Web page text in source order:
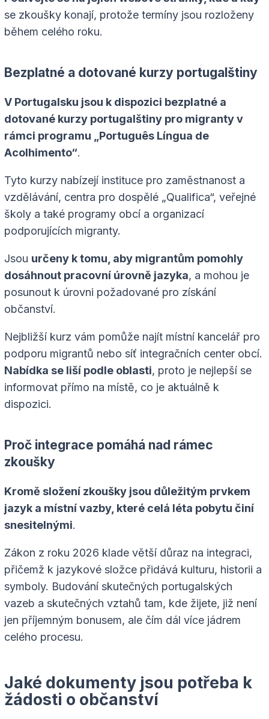
se zkoušky konají, protože termíny jsou rozloženy
během celého roku.
Bezplatné a dotované kurzy portugalštiny
V Portugalsku jsou k dispozici bezplatné a
dotované kurzy portugalštiny pro migranty v
rámci programu „Português Língua de
Acolhimento“.
Tyto kurzy nabízejí instituce pro zaměstnanost a
vzdělávání, centra pro dospělé „Qualifica“, veřejné
školy a také programy obcí a organizací
podporujících migranty.
Jsou určeny k tomu, aby migrantům pomohly
dosáhnout pracovní úrovně jazyka, a mohou je
posunout k úrovni požadované pro získání
občanství.
Nejbližší kurz vám pomůže najít místní kancelář pro
podporu migrantů nebo síť integračních center obcí.
Nabídka se liší podle oblasti, proto je nejlepší se
informovat přímo na místě, co je aktuálně k
dispozici.
Proč integrace pomáhá nad rámec
zkoušky
Kromě složení zkoušky jsou důležitým prvkem
jazyk a místní vazby, které celá léta pobytu činí
snesitelnými.
Zákon z roku 2026 klade větší důraz na integraci,
přičemž k jazykové složce přidává kulturu, historii a
symboly. Budování skutečných portugalských
vazeb a skutečných vztahů tam, kde žijete, již není
jen příjemným bonusem, ale čím dál více jádrem
celého procesu.
Jaké dokumenty jsou potřeba k
žádosti o občanství